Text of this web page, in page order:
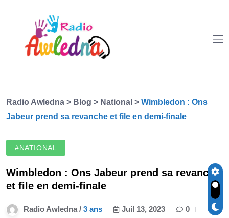
Radio Awledna > Blog > National > Wimbledon : Ons
Jabeur prend sa revanche et file en demi-finale
#NATIONAL
Wimbledon : Ons Jabeur prend sa revanche
et file en demi-finale
Radio Awledna / 3 ans Juil 13, 2023
0